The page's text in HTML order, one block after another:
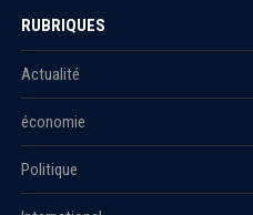
RUBRIQUES
Actualité
économie
Politique